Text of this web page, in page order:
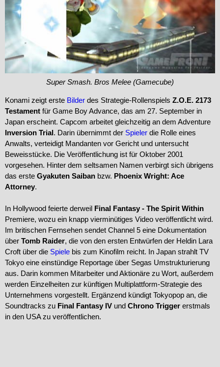
Super Smash. Bros Melee (Gamecube)
Konami zeigt erste Bilder des Strategie-Rollenspiels Z.O.E. 2173
Testament für Game Boy Advance, das am 27. September in
Japan erscheint. Capcom arbeitet gleichzeitig an dem Adventure
Inversion Trial. Darin übernimmt der Spieler die Rolle eines
Anwalts, verteidigt Mandanten vor Gericht und untersucht
Beweisstücke. Die Veröffentlichung ist für Oktober 2001
vorgesehen. Hinter dem seltsamen Namen verbirgt sich übrigens
das erste Gyakuten Saiban bzw. Phoenix Wright: Ace
Attorney.
In Hollywood feierte derweil Final Fantasy - The Spirit Within
Premiere, wozu ein knapp vierminütiges Video veröffentlicht wird.
Im britischen Fernsehen sendet Channel 5 eine Dokumentation
über Tomb Raider, die von den ersten Entwürfen der Heldin Lara
Croft über die Spiele bis zum Kinofilm reicht. In Japan strahlt TV
Tokyo eine einstündige Reportage über Segas Umstrukturierung
aus. Darin kommen Mitarbeiter und Aktionäre zu Wort, außerdem
werden Einzelheiten zur künftigen Multiplattform-Strategie des
Unternehmens vorgestellt. Ergänzend kündigt Tokyopop an, die
Soundtracks zu Final Fantasy IV und Chrono Trigger erstmals
in den USA zu veröffentlichen.